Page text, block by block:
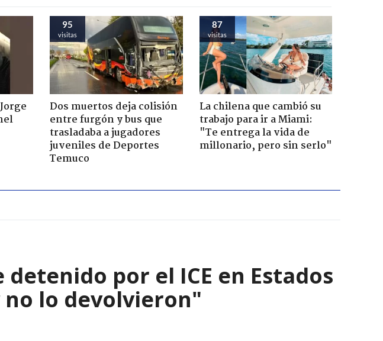
95
visitas
Dos muertos deja colisión
entre furgón y bus que
trasladaba a jugadores
juveniles de Deportes
Temuco
87
visitas
La chilena que cambió su
trabajo para ir a Miami:
"Te entrega la vida de
millonario, pero sin serlo"
por el ICE en Estados
no lo devolvieron"